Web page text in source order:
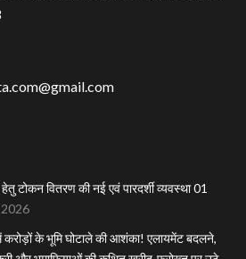
टोकन वितरण की नई एवं पारदर्शी व्यवस्था 01
करोड़ों के भूमि घोटाले की आशंका! एलायमेंट बदलने,